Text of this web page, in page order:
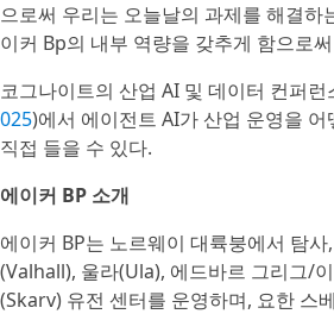
으로써 우리는 오늘날의 과제를 해결
이커 Bp의 내부 역량을 갖추게 함으로
코그나이트의 산업 AI 및 데이터 컨퍼
025)에서 에이전트 AI가 산업 운영을
직접 들을 수 있다.
에이커 BP 소개
에이커 BP는 노르웨이 대륙붕에서 탐
(Valhall), 울라(Ula), 에드바르 그리그/
(Skarv) 유전 센터를 운영하며, 요한 스